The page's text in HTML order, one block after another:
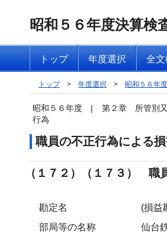
昭和５６年度決算検
トップ 年度選択 全
トップ > 年度選択 > 昭和５６年
昭和５６年度 | 第２章 所管別
行為
職員の不正行為による
（１７２）（１７３） 職
勘定名
(損益
部局等の名称
仙台